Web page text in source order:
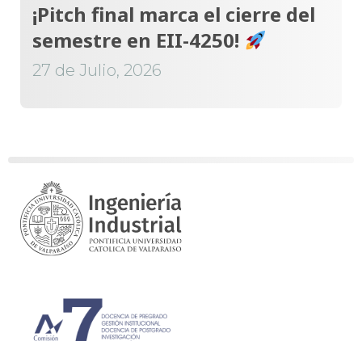
¡Pitch final marca el cierre del
semestre en EII-4250!
27 de Julio, 2026